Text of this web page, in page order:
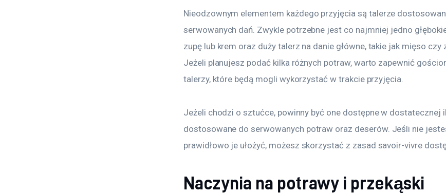
Nieodzownym elementem każdego przyjęcia są talerze
serwowanych dań. Zwykle potrzebne jest co najmniej jedno
zupę lub krem oraz duży talerz na danie główne, takie jak mięso czy
Jeżeli planujesz podać kilka różnych potraw, warto zapewnić
talerzy, które będą mogli wykorzystać w trakcie przyjęcia.
Jeżeli chodzi o sztućce, powinny być one dostępne w dostatecznej
dostosowane do serwowanych potraw oraz deserów. Jeśli nie
prawidłowo je ułożyć, możesz skorzystać z zasad savoir-vivre
Naczynia na potrawy i przekąski